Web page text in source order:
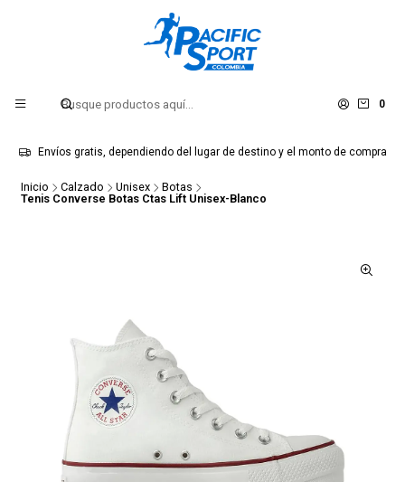
0
Envíos gratis, dependiendo del lugar de destino y el monto de compra
Inicio Calzado Unisex
Botas
Tenis Converse Botas Ctas Lift Unisex-Blanco